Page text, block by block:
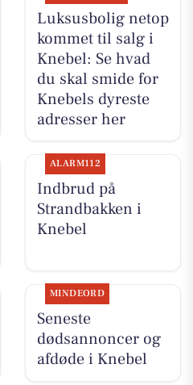
Luksusbolig netop
kommet til salg i
Knebel: Se hvad
du skal smide for
Knebels dyreste
adresser her
ALARM112
Indbrud på
Strandbakken i
Knebel
MINDEORD
Seneste
dødsannoncer og
afdøde i Knebel